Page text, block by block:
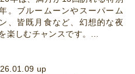
。ブルームーンやスーパーム
、皆既月食など、幻想的な夜
楽しむチャンスです。…
up